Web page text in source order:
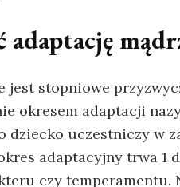
adaptację
jest stopniowe
okresem adaptacji
dziecko uczestniczy w
adaptacyjny trwa 1
czy